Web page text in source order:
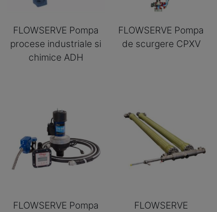
FLOWSERVE Pompa
procese industriale si
chimice ADH
FLOWSERVE Pompa
de scurgere CPXV
FLOWSERVE Pompa
FLOWSERVE